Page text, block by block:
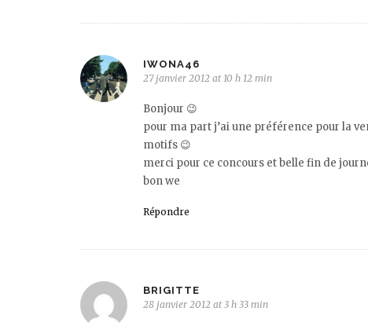
IWONA46
27 janvier 2012 at 10 h 12 min
Bonjour 😉
pour ma part j’ai une préférence pour la
motifs 😉
merci pour ce concours et belle fin de
bon we
Répondre
BRIGITTE
28 janvier 2012 at 3 h 33 min